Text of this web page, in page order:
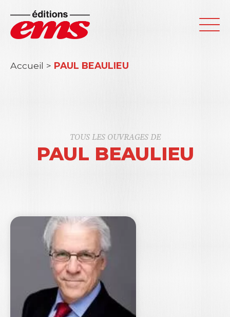
Accueil > PAUL BEAULIEU
TOUS LES OUVRAGES DE
PAUL BEAULIEU